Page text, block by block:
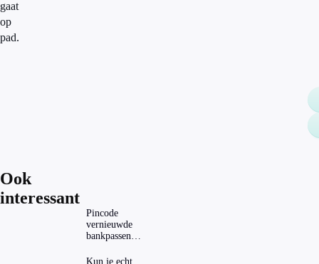
gaat
op
pad.
Ook
interessant
Pincode
vernieuwde
bankpassen
ING-app: is dat
Kun je echt